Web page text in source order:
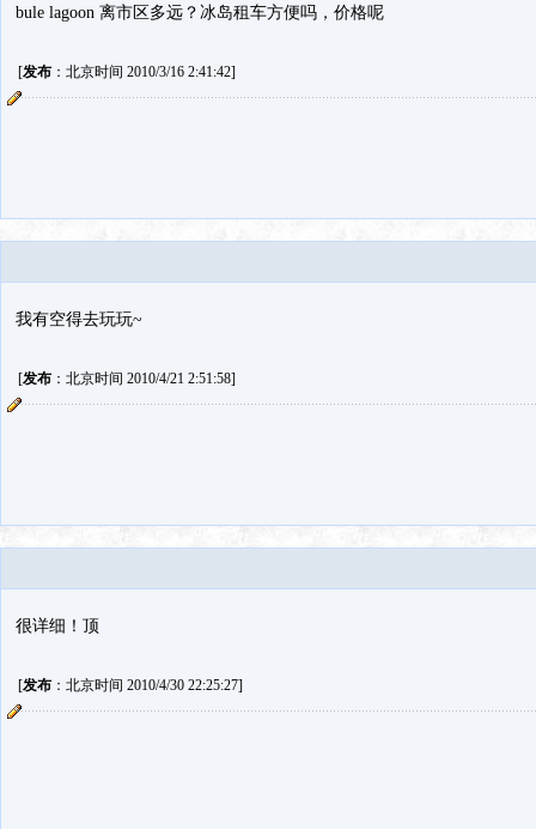
bule lagoon 离市区多远？冰岛租车方便吗，价格呢
[发布：北京时间 2010/3/16 2:41:42]
我有空得去玩玩~
[发布：北京时间 2010/4/21 2:51:58]
很详细！顶
[发布：北京时间 2010/4/30 22:25:27]